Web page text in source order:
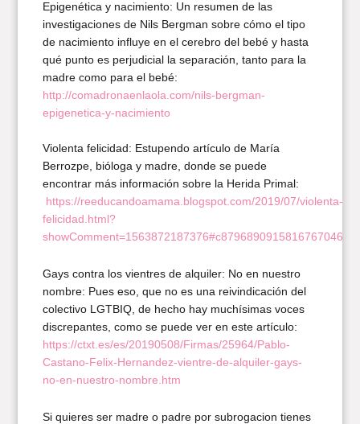
Epigenética y nacimiento: Un resumen de las
investigaciones de Nils Bergman sobre cómo el tipo
de nacimiento influye en el cerebro del bebé y hasta
qué punto es perjudicial la separación, tanto para la
madre como para el bebé:
http://comadronaenlaola.com/nils-bergman-
epigenetica-y-nacimiento
Violenta felicidad: Estupendo artículo de María
Berrozpe, bióloga y madre, donde se puede
encontrar más información sobre la Herida Primal:
https://reeducandoamama.blogspot.com/2019/07/violenta-
felicidad.html?
showComment=1563872187376#c8796890915816767046
Gays contra los vientres de alquiler: No en nuestro
nombre: Pues eso, que no es una reivindicación del
colectivo LGTBIQ, de hecho hay muchísimas voces
discrepantes, como se puede ver en este artículo:
https://ctxt.es/es/20190508/Firmas/25964/Pablo-
Castano-Felix-Hernandez-vientre-de-alquiler-gays-
no-en-nuestro-nombre.htm
Si quieres ser madre o padre por subrogacion tienes